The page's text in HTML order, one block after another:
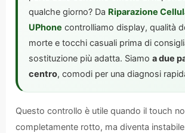
qualche giorno? Da Riparazione
UPhone controlliamo display, qualità
morte e tocchi casuali prima di
sostituzione più adatta. Siamo a due
centro, comodi per una diagnosi
Questo controllo è utile quando il touch
completamente rotto, ma diventa